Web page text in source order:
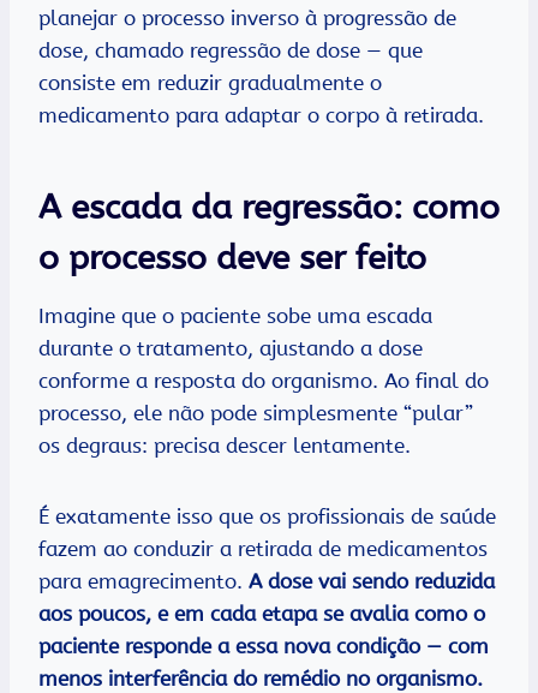
planejar o processo inverso à progressão de
dose, chamado regressão de dose — que
consiste em reduzir gradualmente o
medicamento para adaptar o corpo à retirada.
A escada da regressão: como
o processo deve ser feito
Imagine que o paciente sobe uma escada
durante o tratamento, ajustando a dose
conforme a resposta do organismo. Ao final do
processo, ele não pode simplesmente “pular”
os degraus: precisa descer lentamente.
É exatamente isso que os profissionais de saúde
fazem ao conduzir a retirada de medicamentos
para emagrecimento. A dose vai sendo reduzida
aos poucos, e em cada etapa se avalia como o
paciente responde a essa nova condição — com
menos interferência do remédio no organismo.